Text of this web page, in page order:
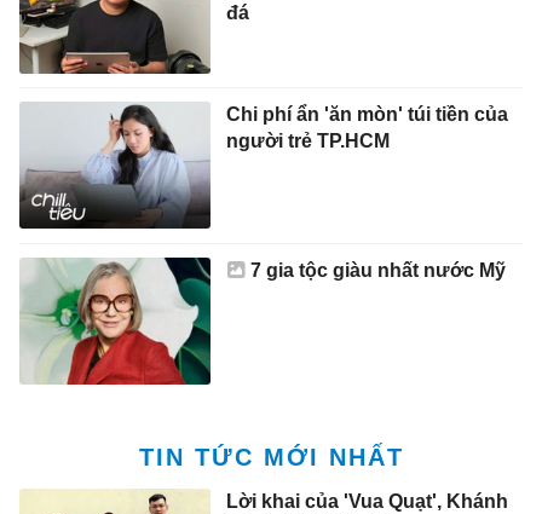
đá
Chi phí ẩn 'ăn mòn' túi tiền của
người trẻ TP.HCM
7 gia tộc giàu nhất nước Mỹ
TIN TỨC MỚI NHẤT
Lời khai của 'Vua Quạt', Khánh